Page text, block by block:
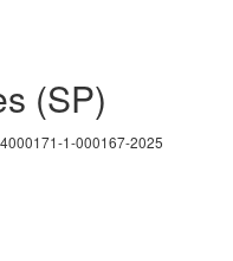
(SP)
1-000167-2025